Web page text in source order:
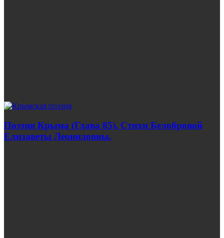
Поэзия Крыма (Глава 85). Стихи Белобровой
Елизаветы Леонидовны.